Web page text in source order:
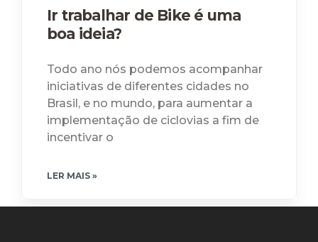
Ir trabalhar de Bike é uma
boa ideia?
Todo ano nós podemos acompanhar
iniciativas de diferentes cidades no
Brasil, e no mundo, para aumentar a
implementação de ciclovias a fim de
incentivar o
LER MAIS »